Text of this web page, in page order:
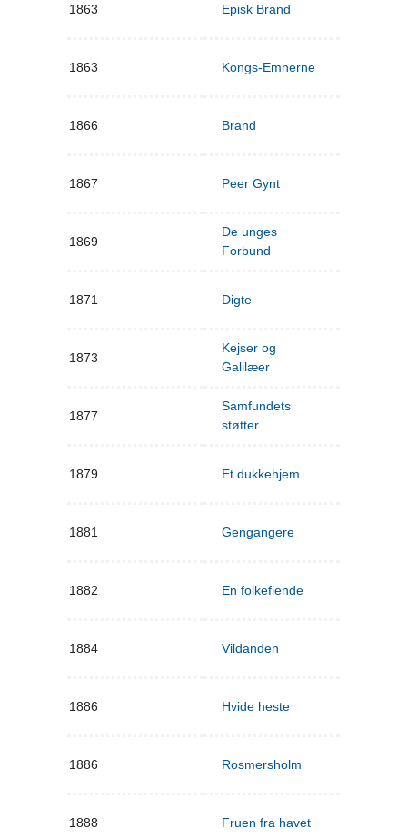
1863 Episk Brand
1863 Kongs-Emnerne
1866 Brand
1867 Peer Gynt
1869
De unges
Forbund
1871 Digte
1873
Kejser og
Galilæer
1877
Samfundets
støtter
1879 Et dukkehjem
1881 Gengangere
1882 En folkefiende
1884 Vildanden
1886 Hvide heste
1886 Rosmersholm
1888 Fruen fra havet